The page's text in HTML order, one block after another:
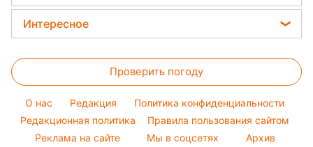
Новости Запорожья
Новости Львова
Новости Днепра
Новости Тернополя
Новости Житомира
Новости Одессы
Магнитные бури
Ольга Сумская
Филипп Киркоров
Елена Зеленская
Кейт Миддлтон
Алла Пугачева
Максим Галкин
Закуски
Салаты
Простые блюда
Легкие десерты
Напитки
Праздничное меню
Интересное
Тесты по картинке
Оптические иллюзии
Народные приметы
Все о шоу-бизнесе
Проверить погоду
O нас Редакция
Политика конфиденциальности
Редакционная политика
Правила пользования сайтом
Реклама на сайте
Мы в соцсетях
Архив